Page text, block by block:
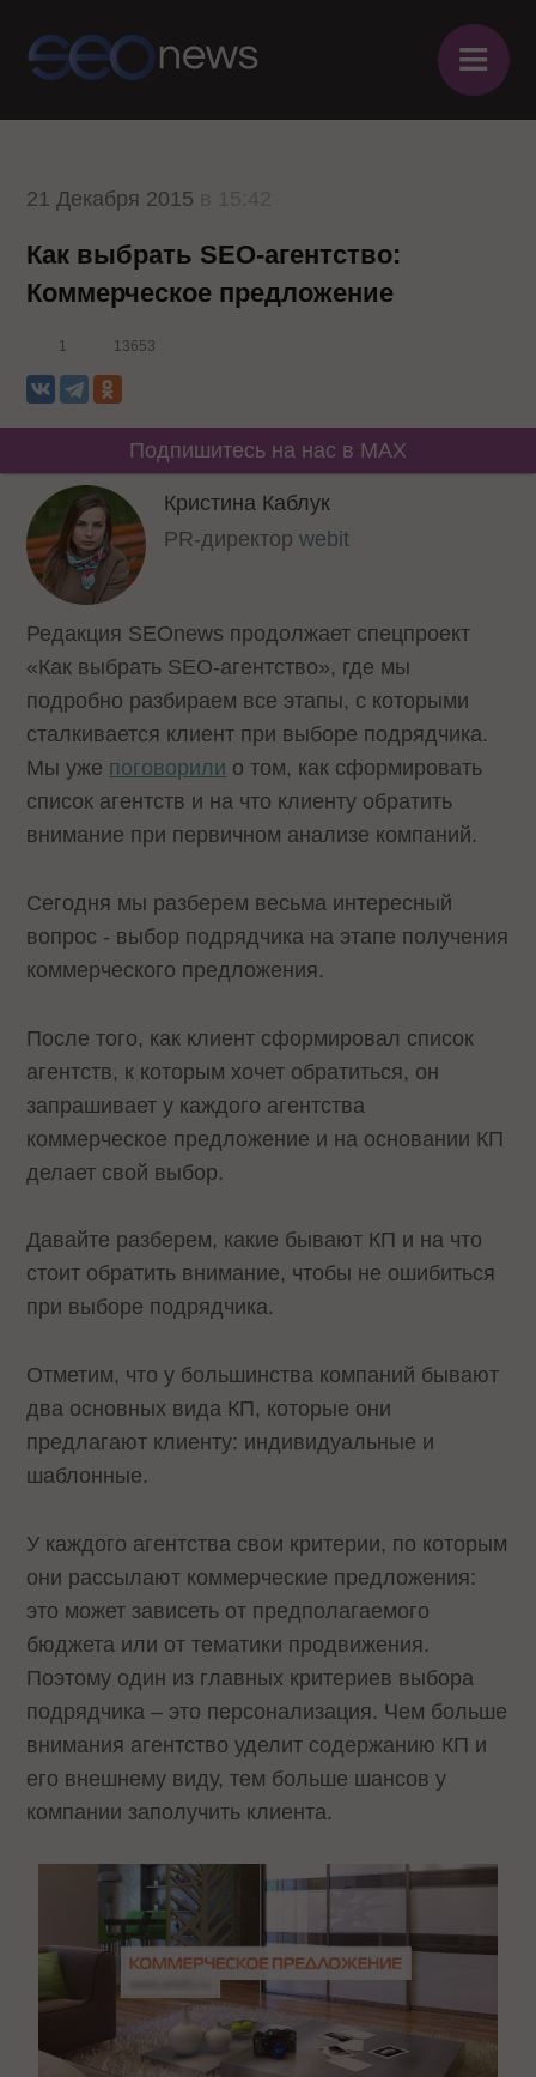
≡
21 Декабря 2015
Как выбрать SEO-агентство:
Коммерческое предложение
1 13653
Подпишитесь на нас в MAX
Кристина Каблук
PR-директорwebit
Редакция SEOnews продолжает спецпроект
«Как выбрать SEO-агентство», где мы
подробно разбираем все этапы, с которыми
сталкивается клиент при выборе подрядчика.
Мы уже поговорили о том, как сформировать
список агентств и на что клиенту обратить
внимание при первичном анализе компаний.
Сегодня мы разберем весьма интересный
вопрос - выбор подрядчика на этапе получения
коммерческого предложения.
После того, как клиент сформировал список
агентств, к которым хочет обратиться, он
запрашивает у каждого агентства
коммерческое предложение и на основании КП
делает свой выбор.
Давайте разберем, какие бывают КП и на что
стоит обратить внимание, чтобы не ошибиться
при выборе подрядчика.
Отметим, что у большинства компаний бывают
два основных вида КП, которые они
предлагают клиенту: индивидуальные и
шаблонные.
У каждого агентства свои критерии, по которым
они рассылают коммерческие предложения:
это может зависеть от предполагаемого
бюджета или от тематики продвижения.
Поэтому один из главных критериев выбора
подрядчика – это персонализация. Чем больше
внимания агентство уделит содержанию КП и
его внешнему виду, тем больше шансов у
компании заполучить клиента.